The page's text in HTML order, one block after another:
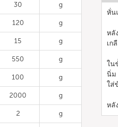
30 g
120 g
15 g
550 g
100 g
2000 g
2 g
หั่น
หลั
เก
ใน
นิ่ม
ใส่
หลั